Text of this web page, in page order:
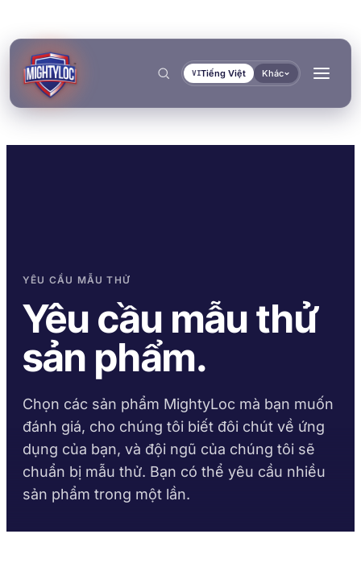
VITiếng Việt Khác
→
DÁN KẾT & ĐÓNG RẮN
Keo Bề Mặt Rắn Taftbond
Methacrylate
Krystal 1000 Keo UV
Krystal 2000
Krystal 3000 Keo UV
Chất Bịt Kín Polyurethane
Taftflex 6292
Chất Bịt Kín Polyurethane
TaftGrip MS Polymer
XÂY DỰNG & GIA CÔNG
Gia công kim loại
Xây dựng
Tự làm
Biển hiệu
Gia công gỗ
VẬN TẢI & HÀNG HẢI
Sản xuất xe buýt và xe tải
Thị trường phụ tùng ô tô
Hàng hải và du thuyền
Vận tải
TÀI LIỆU
Thư viện TDS
Tờ dữ liệu an toàn
Theo yêu cầu
Bộ chọn nền vật liệu
Hướng dẫn thời gian đóng
rắn
Hướng dẫn nhiệt độ sử
dụng
YÊU CẦU MẪU THỬ
Yêu cầu mẫu thử
sản phẩm.
Chọn các sản phẩm MightyLoc mà bạn muốn
đánh giá, cho chúng tôi biết đôi chút về ứng
dụng của bạn, và đội ngũ của chúng tôi sẽ
chuẩn bị mẫu thử. Bạn có thể yêu cầu nhiều
sản phẩm trong một lần.